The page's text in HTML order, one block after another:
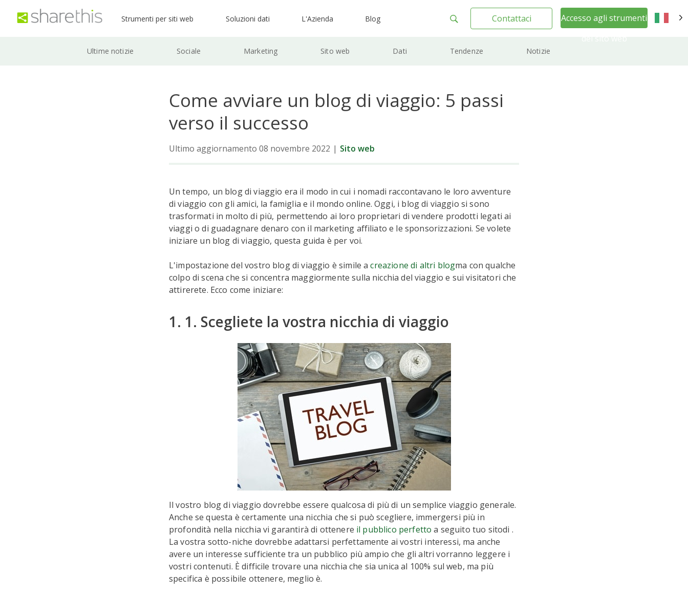
Strumenti per siti web Soluzioni dati L'Azienda Blog Contattaci
Accesso agli strumenti
Ultime notizie Sociale Marketing Sito web Dati Tendenze Notizie
Come avviare un blog di viaggio: 5 passi
verso il successo
Ultimo aggiornamento 08 novembre 2022 | Sito web
Un tempo, un blog di viaggio era il modo in cui i nomadi raccontavano le loro avventure
di viaggio con gli amici, la famiglia e il mondo online. Oggi, i blog di viaggio si sono
trasformati in molto di più, permettendo ai loro proprietari di vendere prodotti legati ai
viaggi o di guadagnare denaro con il marketing affiliato e le sponsorizzazioni. Se volete
iniziare un blog di viaggio, questa guida è per voi.
L'impostazione del vostro blog di viaggio è simile acreazione di altri blogma con qualche
colpo di scena che si concentra maggiormente sulla nicchia del viaggio e sui visitatori che
attirerete. Ecco come iniziare:
1. 1. Scegliete la vostra nicchia di viaggio
Il vostro blog di viaggio dovrebbe essere qualcosa di più di un semplice viaggio generale.
Anche se questa è certamente una nicchia che si può scegliere, immergersi più in
profondità nella nicchia vi garantirà di ottenere il pubblico perfetto a seguito tuo sitodi .
La vostra sotto-niche dovrebbe adattarsi perfettamente ai vostri interessi, ma anche
avere un interesse sufficiente tra un pubblico più ampio che gli altri vorranno leggere i
vostri contenuti. È difficile trovare una nicchia che sia unica al 100% sul web, ma più
specifica è possibile ottenere, meglio è.